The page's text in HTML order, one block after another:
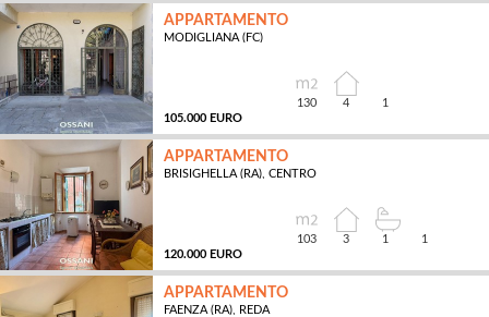
APPARTAMENTO
MODIGLIANA (FC)
105.000 EURO
130 4 1
APPARTAMENTO
BRISIGHELLA (RA), CENTRO
120.000 EURO
103 3 1 1
APPARTAMENTO
FAENZA (RA), REDA